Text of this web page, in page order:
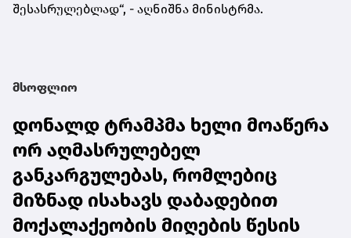
შესასრულებლად“, - აღნიშნა მინისტრმა.
მსოფლიო
დონალდ ტრამპმა ხელი მოაწერა
ორ აღმასრულებელ
განკარგულებას, რომლებიც
მიზნად ისახავს დაბადებით
მოქალაქეობის მიღების წესის